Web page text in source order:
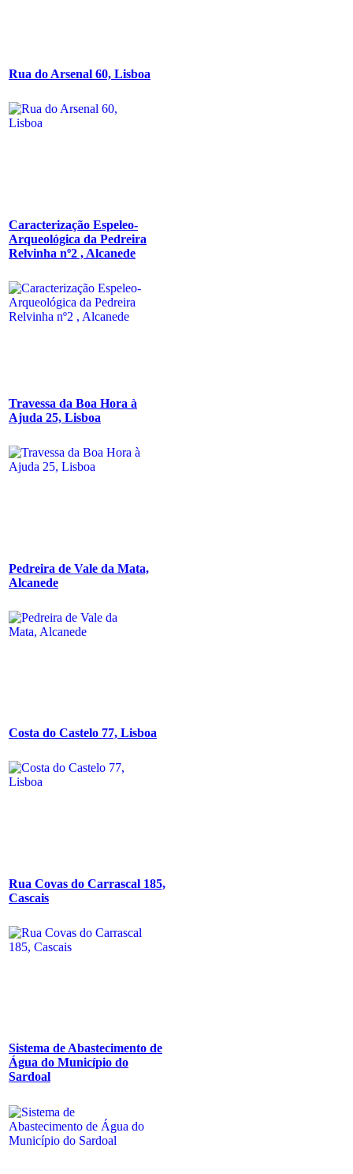
Rua do Arsenal 60, Lisboa
Caracterização Espeleo-
Arqueológica da Pedreira
Relvinha nº2 , Alcanede
Travessa da Boa Hora à
Ajuda 25, Lisboa
Pedreira de Vale da Mata,
Alcanede
Costa do Castelo 77, Lisboa
Rua Covas do Carrascal 185,
Cascais
Sistema de Abastecimento de
Água do Município do
Sardoal